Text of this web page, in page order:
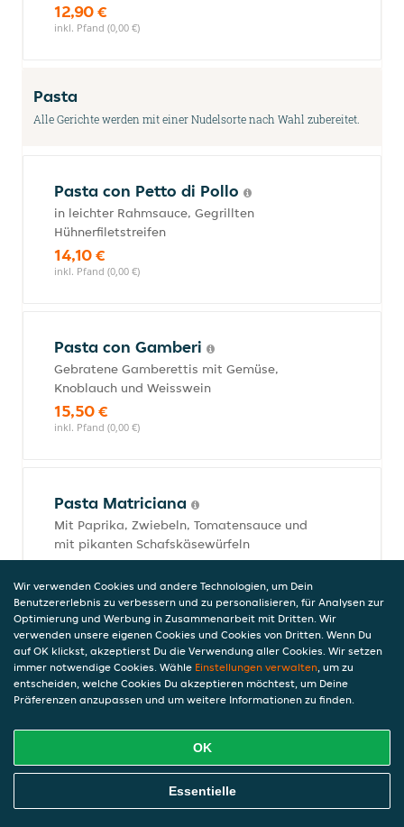
12,90 €
inkl. Pfand (0,00 €)
Pasta
Alle Gerichte werden mit einer Nudelsorte nach Wahl zubereitet.
Pasta con Petto di Pollo
in leichter Rahmsauce, Gegrillten
Hühnerfiletstreifen
14,10 €
inkl. Pfand (0,00 €)
Pasta con Gamberi
Gebratene Gamberettis mit Gemüse,
Knoblauch und Weisswein
15,50 €
inkl. Pfand (0,00 €)
Pasta Matriciana
Mit Paprika, Zwiebeln, Tomatensauce und
mit pikanten Schafskäsewürfeln
12,50 €
inkl. Pfand (0,00 €)
Pasta Pollo al Forno
Gegrillte Hühnerfiletstreifen, geröstete
Zwiebel in Rahmsauce mit Mozzarella
Online Essen Bestellen
Wir verwenden Cookies und andere Technologien, um Dein
Benutzererlebnis zu verbessern und zu personalisieren, für Analysen zur
Optimierung und Werbung in Zusammenarbeit mit Dritten. Wir
verwenden unsere eigenen Cookies und Cookies von Dritten. Wenn Du
auf OK klickst, akzeptierst Du die Verwendung aller Cookies. Wir setzen
immer notwendige Cookies. Wähle Einstellungen verwalten, um zu
entscheiden, welche Cookies Du akzeptieren möchtest, um Deine
Präferenzen anzupassen und um weitere Informationen zu finden.
OK
Essentielle